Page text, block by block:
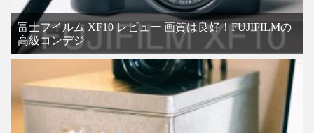
富士フイルム XF10 レビュー 画質は良好！FUJIFILMの
高級コンデジ